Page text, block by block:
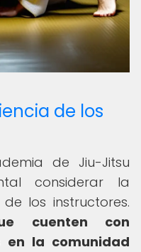
de los
de Jiu-Jitsu
considerar la
los instructores.
cuenten con
en la comunidad